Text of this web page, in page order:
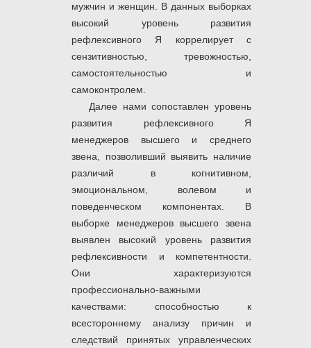
мужчин и женщин. В данных выборках
высокий уровень развития
рефлексивного Я коррелирует с
сензитивностью, тревожностью,
самостоятельностью и
самоконтролем.
Далее нами сопоставлен уровень
развития рефлексивного Я
менеджеров высшего и среднего
звена, позволивший выявить наличие
различий в когнитивном,
эмоциональном, волевом и
поведенческом компонентах. В
выборке менеджеров высшего звена
выявлен высокий уровень развития
рефлексивности и компетентности.
Они характеризуются
профессионально-важными
качествами: способностью к
всестороннему анализу причин и
следствий принятых управленческих